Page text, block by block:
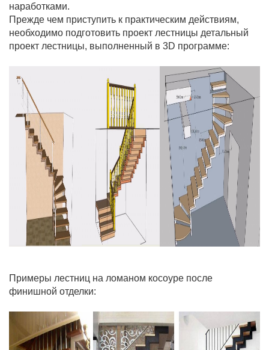
наработками.
Прежде чем приступить к практическим действиям,
необходимо подготовить проект лестницы детальный
проект лестницы, выполненный в 3D программе:
Примеры лестниц на ломаном косоуре после
финишной отделки: